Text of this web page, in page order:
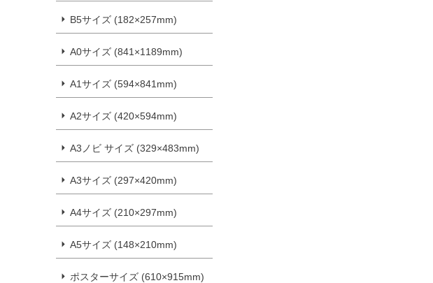
B5サイズ (182×257mm)
A0サイズ (841×1189mm)
A1サイズ (594×841mm)
A2サイズ (420×594mm)
A3ノビ サイズ (329×483mm)
A3サイズ (297×420mm)
A4サイズ (210×297mm)
A5サイズ (148×210mm)
ポスターサイズ (610×915mm)